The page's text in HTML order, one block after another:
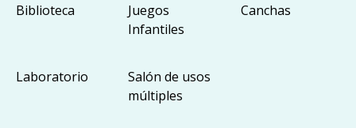
Biblioteca
Juegos
Infantiles
Canchas
Laboratorio
Salón de usos
múltiples